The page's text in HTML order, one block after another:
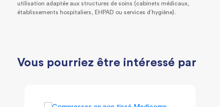
utilisation adaptée aux structures de soins (cabinets médicaux,
établissements hospitaliers, EHPAD ou services d’hygiène).
Vous pourriez être intéressé par